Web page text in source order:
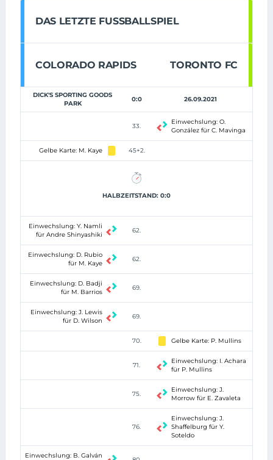
DAS LETZTE FUSSBALLSPIEL
COLORADO RAPIDS TORONTO FC
DICK'S SPORTING GOODS
PARK
0:0 26.09.2021
33.
Einwechslung: O.
González für C. Mavinga
Gelbe Karte: M. Kaye 45+2.
HALBZEITSTAND: 0:0
Einwechslung: Y. Namli
für Andre Shinyashiki
62.
Einwechslung: D. Rubio
für M. Kaye
62.
Einwechslung: D. Badji
für M. Barrios
69.
Einwechslung: J. Lewis
für D. Wilson
69.
70. Gelbe Karte: P. Mullins
71.
Einwechslung: I. Achara
für P. Mullins
75.
Einwechslung: J.
Morrow für E. Zavaleta
76.
Einwechslung: J.
Shaffelburg für Y.
Soteldo
Einwechslung: B. Galván